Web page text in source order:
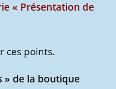
« Présentation de
ces points.
» de la boutique